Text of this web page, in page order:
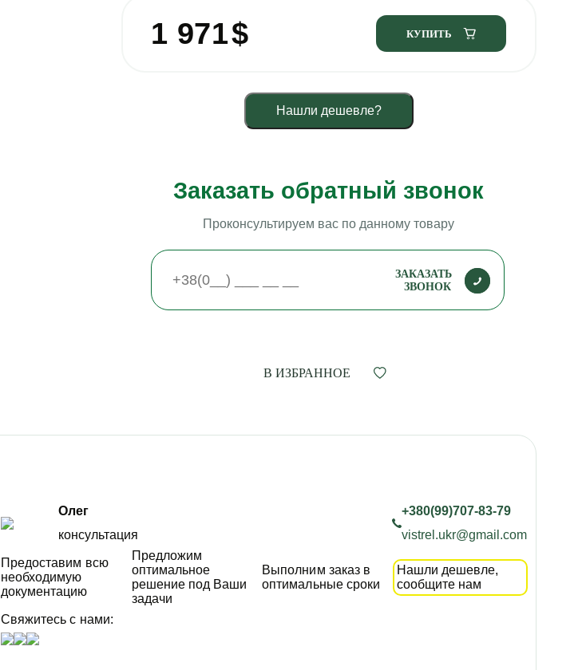
1 971$ КУПИТЬ
Нашли дешевле?
Заказать обратный звонок
Проконсультируем вас по данному товару
ЗАКАЗАТЬ
ЗВОНОК
В ИЗБРАННОЕ
Олег
консультация
+380(99)707-83-79
vistrel.ukr@gmail.com
Предоставим всю
необходимую
документацию
Предложим
оптимальное
решение под Ваши
задачи
Выполним заказ в
оптимальные сроки
Нашли дешевле,
сообщите нам
Свяжитесь с нами: